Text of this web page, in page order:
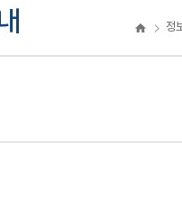
정